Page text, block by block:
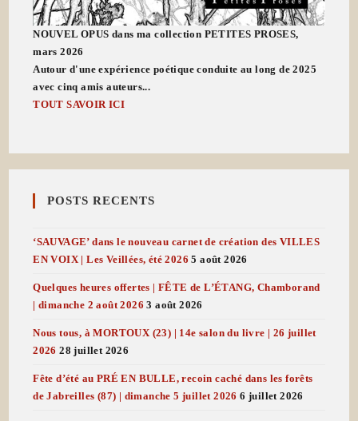
NOUVEL OPUS dans ma collection PETITES PROSES,
mars 2026
Autour d'une expérience poétique conduite au long de 2025
avec cinq amis auteurs...
TOUT SAVOIR ICI
POSTS RECENTS
‘SAUVAGE’ dans le nouveau carnet de création des VILLES
EN VOIX | Les Veillées, été 2026 5 août 2026
Quelques heures offertes | FÊTE de L’ÉTANG, Chamborand
| dimanche 2 août 2026 3 août 2026
Nous tous, à MORTOUX (23) | 14e salon du livre | 26 juillet
2026 28 juillet 2026
Fête d’été au PRÉ EN BULLE, recoin caché dans les forêts
de Jabreilles (87) | dimanche 5 juillet 2026 6 juillet 2026